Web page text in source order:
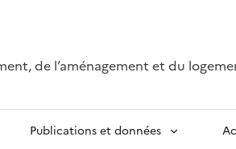
de l’aménagement et du
Publications et données